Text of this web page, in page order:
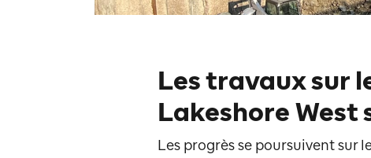
Les travaux sur
Lakeshore West
Les progrès se poursuivent sur